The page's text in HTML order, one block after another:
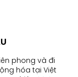
phong và đi
hóa tại Việt